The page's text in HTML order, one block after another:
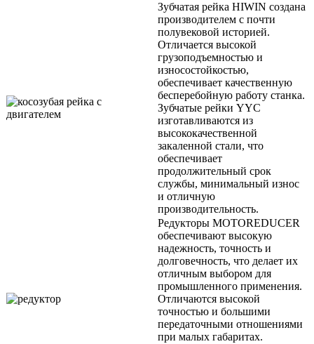
Зубчатая рейка HIWIN cоздана
производителем с почти
полувековой историей.
Отличается высокой
грузоподъемностью и
износостойкостью,
обеспечивает качественную
бесперебойную работу станка.
Зубчатые рейки YYC
изготавливаются из
высококачественной
закаленной стали, что
обеспечивает
продолжительный срок
службы, минимальный износ
и отличную
производительность.
Редукторы MOTOREDUCER
обеспечивают высокую
надежность, точность и
долговечность, что делает их
отличным выбором для
промышленного применения.
Отличаются высокой
точностью и большими
передаточными отношениями
при малых габаритах.